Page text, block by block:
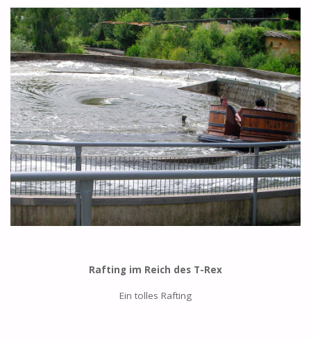
Rafting im Reich des T-Rex
Ein tolles Rafting